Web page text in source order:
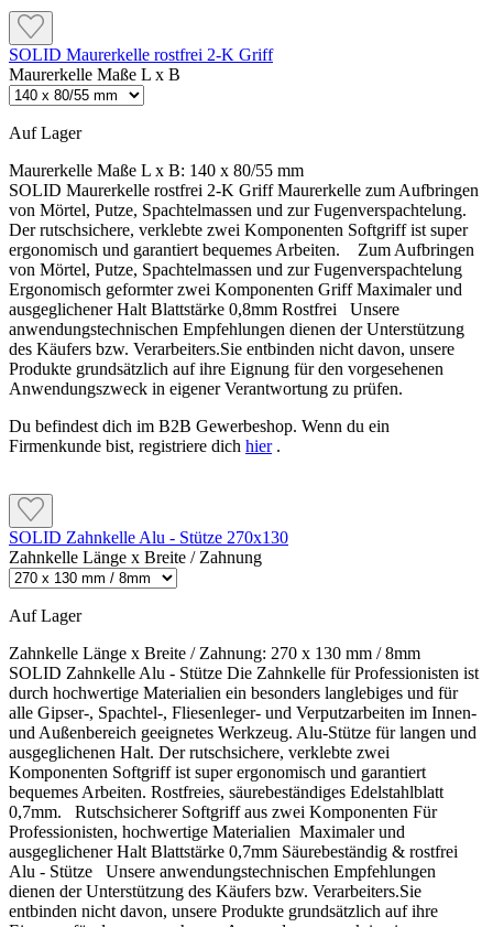
Mischungsverhältnis verändert
Beide Komponenten gehören im Verhältnis 1 : 1
mischen und keine Komponenten der weißen
Bauwerksabdichtung fehlt
Sockelflex Carbon ist kein Ersatz für eine fehlende
oder ungeeignete Bauwerksabdichtung. Diese muss
vor Beginn der Dämmarbeiten vorhanden sein.
Schichtdicke unterschritten
Beim Armieren sind mindestens 3 mm und beim
Feuchteschutz als Spachtellage mindestens 2 mm
Verbrauch, Reichweite und technische Daten
Verbrauch und Reichweite
Kleben: ca. 4,0 kg/m² · etwa 4,5 m² je Gebinde
Armieren: ca. 4,2 kg/m² · etwa 4,3 m² je Gebinde
Anstrich: ca. 1,0 kg/m² je Auftrag
Zweilagiger Anstrich: rechnerisch etwa 9 m²
Spachtellage: ca. 1,4 kg/m² je mm
Bei 2 mm Spachtellage: rechnerisch etwa 6,4 m²
Produkttyp: 2-Komponenten-Klebe- und
Armierungsmasse
Gebindegröße: 18 kg
Komponente A: 9 kg Flüssigkeit, Weiß
Komponente B: 9 kg Pulver, Grau
Zum Kleben, Armieren oder Spachteln bei Bedarf höchstens 2 %
sauberes Wasser bezogen auf die Gesamtmenge zugeben.
Beim Kleben den Mörtel im Rand-Wulst-Punkt-Verfahren
auftragen und mindestens 40 % Klebekontakt herstellen. Auf
ebenen Flächen unter Niveau ist auch der Auftrag mit einer 12 ×
Überlappung einbetten und nass in nass vollständig
überspachteln.
Als Feuchteschutzanstrich mit maximal 8 % Wasser einstellen
und mindestens zweilagig mit Pinsel oder Bürste auftragen. Die
erste Lage vor dem zweiten Auftrag antrocknen lassen.
Typische Fehler vermeiden
Mischungsverhältnis verändert
Keine Teilmengen nach Augenmaß mischen und keine
Komponenten der weißen Ausführung verwenden.
Bauwerksabdichtung fehlt
Sockelflex Carbon ist kein Ersatz für eine fehlende oder
ungeeignete Bauwerksabdichtung. Diese muss vor Beginn
Schichtdicke unterschritten
Beim Armieren sind mindestens 3 mm und beim
Feuchteschutz als Spachtellage mindestens 2 mm erforderlich.
Auch die vorgegebenen Verbrauchsmengen müssen
eingehalten werden.
Verbrauch, Reichweite und technische Daten
Verbrauch und Reichweite
SOLID Maurerkelle rostfrei 2-K Griff
Maurerkelle Maße L x B
Auf Lager
Maurerkelle Maße L x B: 140 x 80/55 mm
SOLID Maurerkelle rostfrei 2-K Griff Maurerkelle zum Aufbringen
von Mörtel, Putze, Spachtelmassen und zur Fugenverspachtelung.
Der rutschsichere, verklebte zwei Komponenten Softgriff ist super
ergonomisch und garantiert bequemes Arbeiten. Zum Aufbringen
von Mörtel, Putze, Spachtelmassen und zur Fugenverspachtelung
Ergonomisch geformter zwei Komponenten Griff Maximaler und
ausgeglichener Halt Blattstärke 0,8mm Rostfrei Unsere
anwendungstechnischen Empfehlungen dienen der Unterstützung
des Käufers bzw. Verarbeiters.Sie entbinden nicht davon, unsere
Produkte grundsätzlich auf ihre Eignung für den vorgesehenen
Anwendungszweck in eigener Verantwortung zu prüfen.
Du befindest dich im B2B Gewerbeshop. Wenn du ein
Firmenkunde bist, registriere dich hier.
SOLID Zahnkelle Alu - Stütze 270x130
Zahnkelle Länge x Breite / Zahnung
Auf Lager
Zahnkelle Länge x Breite / Zahnung: 270 x 130 mm / 8mm
SOLID Zahnkelle Alu - Stütze Die Zahnkelle für Professionisten ist
durch hochwertige Materialien ein besonders langlebiges und für
alle Gipser-, Spachtel-, Fliesenleger- und Verputzarbeiten im Innen-
und Außenbereich geeignetes Werkzeug. Alu-Stütze für langen und
ausgeglichenen Halt. Der rutschsichere, verklebte zwei
Komponenten Softgriff ist super ergonomisch und garantiert
bequemes Arbeiten. Rostfreies, säurebeständiges Edelstahlblatt
0,7mm. Rutschsicherer Softgriff aus zwei Komponenten Für
Professionisten, hochwertige Materialien Maximaler und
ausgeglichener Halt Blattstärke 0,7mm Säurebeständig & rostfrei
Alu - Stütze Unsere anwendungstechnischen Empfehlungen
dienen der Unterstützung des Käufers bzw. Verarbeiters.Sie
entbinden nicht davon, unsere Produkte grundsätzlich auf ihre